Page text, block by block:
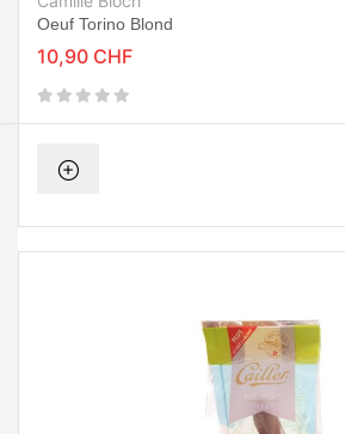
Oeuf Torino Blond
10,90 CHF